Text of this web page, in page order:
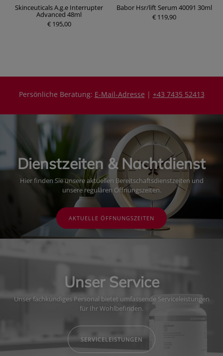
Skinceuticals A.g.e Interrupter
Advanced 48ml
€ 195,00
Babor Hsr/lift Serum 40091 30ml
€ 119,90
Persönliche Beratung: E-Mail-Adresse | +43 7435 52413
Dienstzeiten & Nachtdienst
Hier finden Sie unsere aktuellen Bereitschaftsdienstzeiten und
unsere regulären Öffnungszeiten.
AKTUELLE ÖFFNUNGSZEITEN
Unser Service
Unser fachkundiges Personal bietet umfassende Serviceleistungen
für Ihr Wohlbefinden.
SERVICELEISTUNGEN